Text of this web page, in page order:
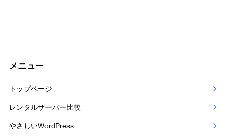
メニュー
トップページ
レンタルサーバー比較
やさしいWordPress